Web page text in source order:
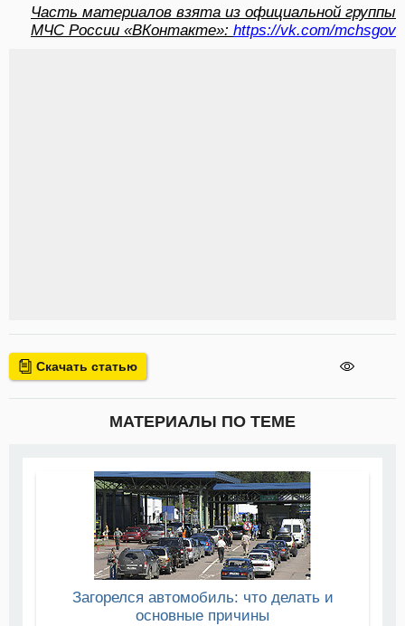
Часть материалов взята из официальной группы
МЧС России «ВКонтакте»: https://vk.com/mchsgov
Скачать статью
МАТЕРИАЛЫ ПО ТЕМЕ
Загорелся автомобиль: что делать и
основные причины